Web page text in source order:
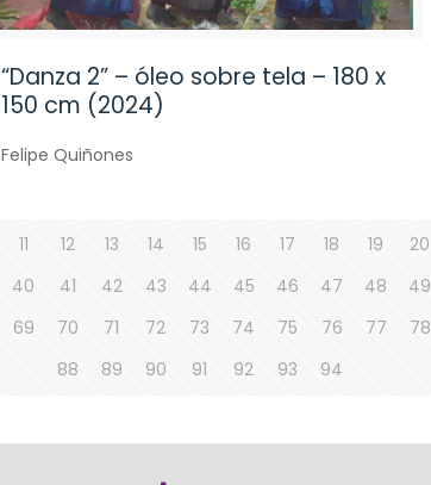
“Danza 2” – óleo sobre tela – 180 x
150 cm (2024)
Felipe Quiñones
11 12 13 14 15 16 17 18 19 20
40 41 42 43 44 45 46 47 48 49
69 70 71 72 73 74 75 76 77 78
88
89 90 91 92 93 94